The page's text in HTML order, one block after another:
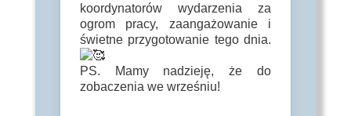
koordynatorów wydarzenia za
ogrom pracy, zaangażowanie i
świetne przygotowanie tego dnia.
PS. Mamy nadzieję, że do
zobaczenia we wrześniu!